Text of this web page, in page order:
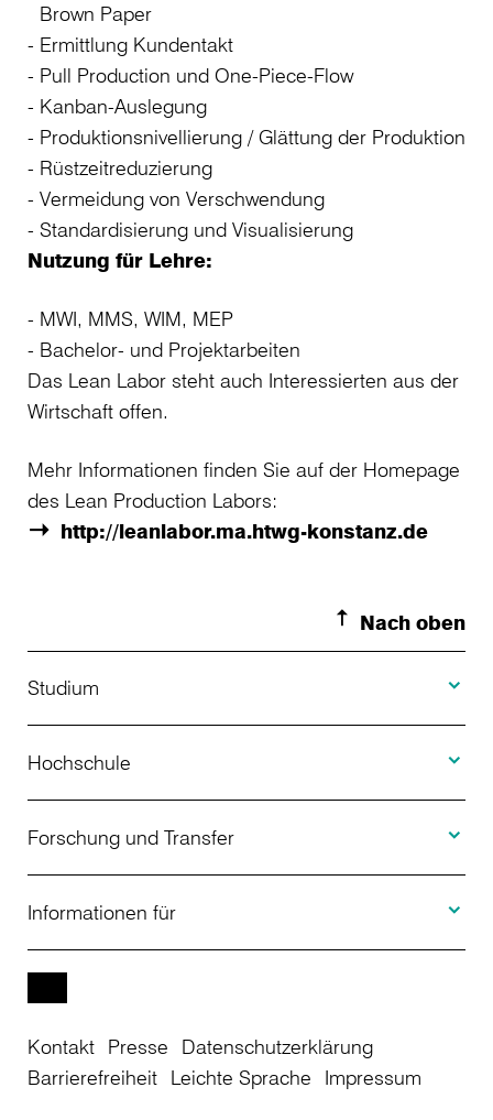
Brown Paper
Ermittlung Kundentakt
Pull Production und One-Piece-Flow
Kanban-Auslegung
Produktionsnivellierung / Glättung der Produktion
Rüstzeitreduzierung
Vermeidung von Verschwendung
Standardisierung und Visualisierung
Nutzung für Lehre:
MWI, MMS, WIM, MEP
Bachelor- und Projektarbeiten
Das Lean Labor steht auch Interessierten aus der
Wirtschaft offen.
Mehr Informationen finden Sie auf der Homepage
des Lean Production Labors:
http://leanlabor.ma.htwg-konstanz.de
Nach oben
Studium
Studienangebot
Bewerbung
Studienberatung
Weiterbildung
Studienkolleg
Hochschule
Über uns
Aktuelles
Einrichtungen
Forschung und Transfer
Projekte
Informationen für
Studierende
Kontakt Presse
Datenschutzerklärung
Barrierefreiheit Leichte Sprache Impressum